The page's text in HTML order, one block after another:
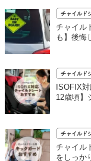
チャイルド
チャイル
も】後悔
チャイルド
ISOFIX
12歳頃】
チャイルド
チャイル
をしっか